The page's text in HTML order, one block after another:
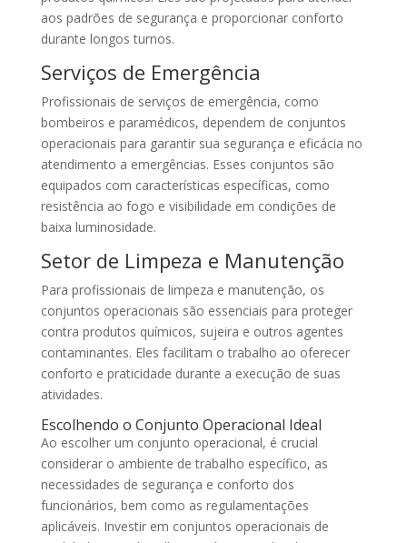
aos padrões de segurança e proporcionar conforto
durante longos turnos.
Serviços de Emergência
Profissionais de serviços de emergência, como
bombeiros e paramédicos, dependem de conjuntos
operacionais para garantir sua segurança e eficácia no
atendimento a emergências. Esses conjuntos são
equipados com características específicas, como
resistência ao fogo e visibilidade em condições de
baixa luminosidade.
Setor de Limpeza e Manutenção
Para profissionais de limpeza e manutenção, os
conjuntos operacionais são essenciais para proteger
contra produtos químicos, sujeira e outros agentes
contaminantes. Eles facilitam o trabalho ao oferecer
conforto e praticidade durante a execução de suas
atividades.
Escolhendo o Conjunto Operacional Ideal
Ao escolher um conjunto operacional, é crucial
considerar o ambiente de trabalho específico, as
necessidades de segurança e conforto dos
funcionários, bem como as regulamentações
aplicáveis. Investir em conjuntos operacionais de